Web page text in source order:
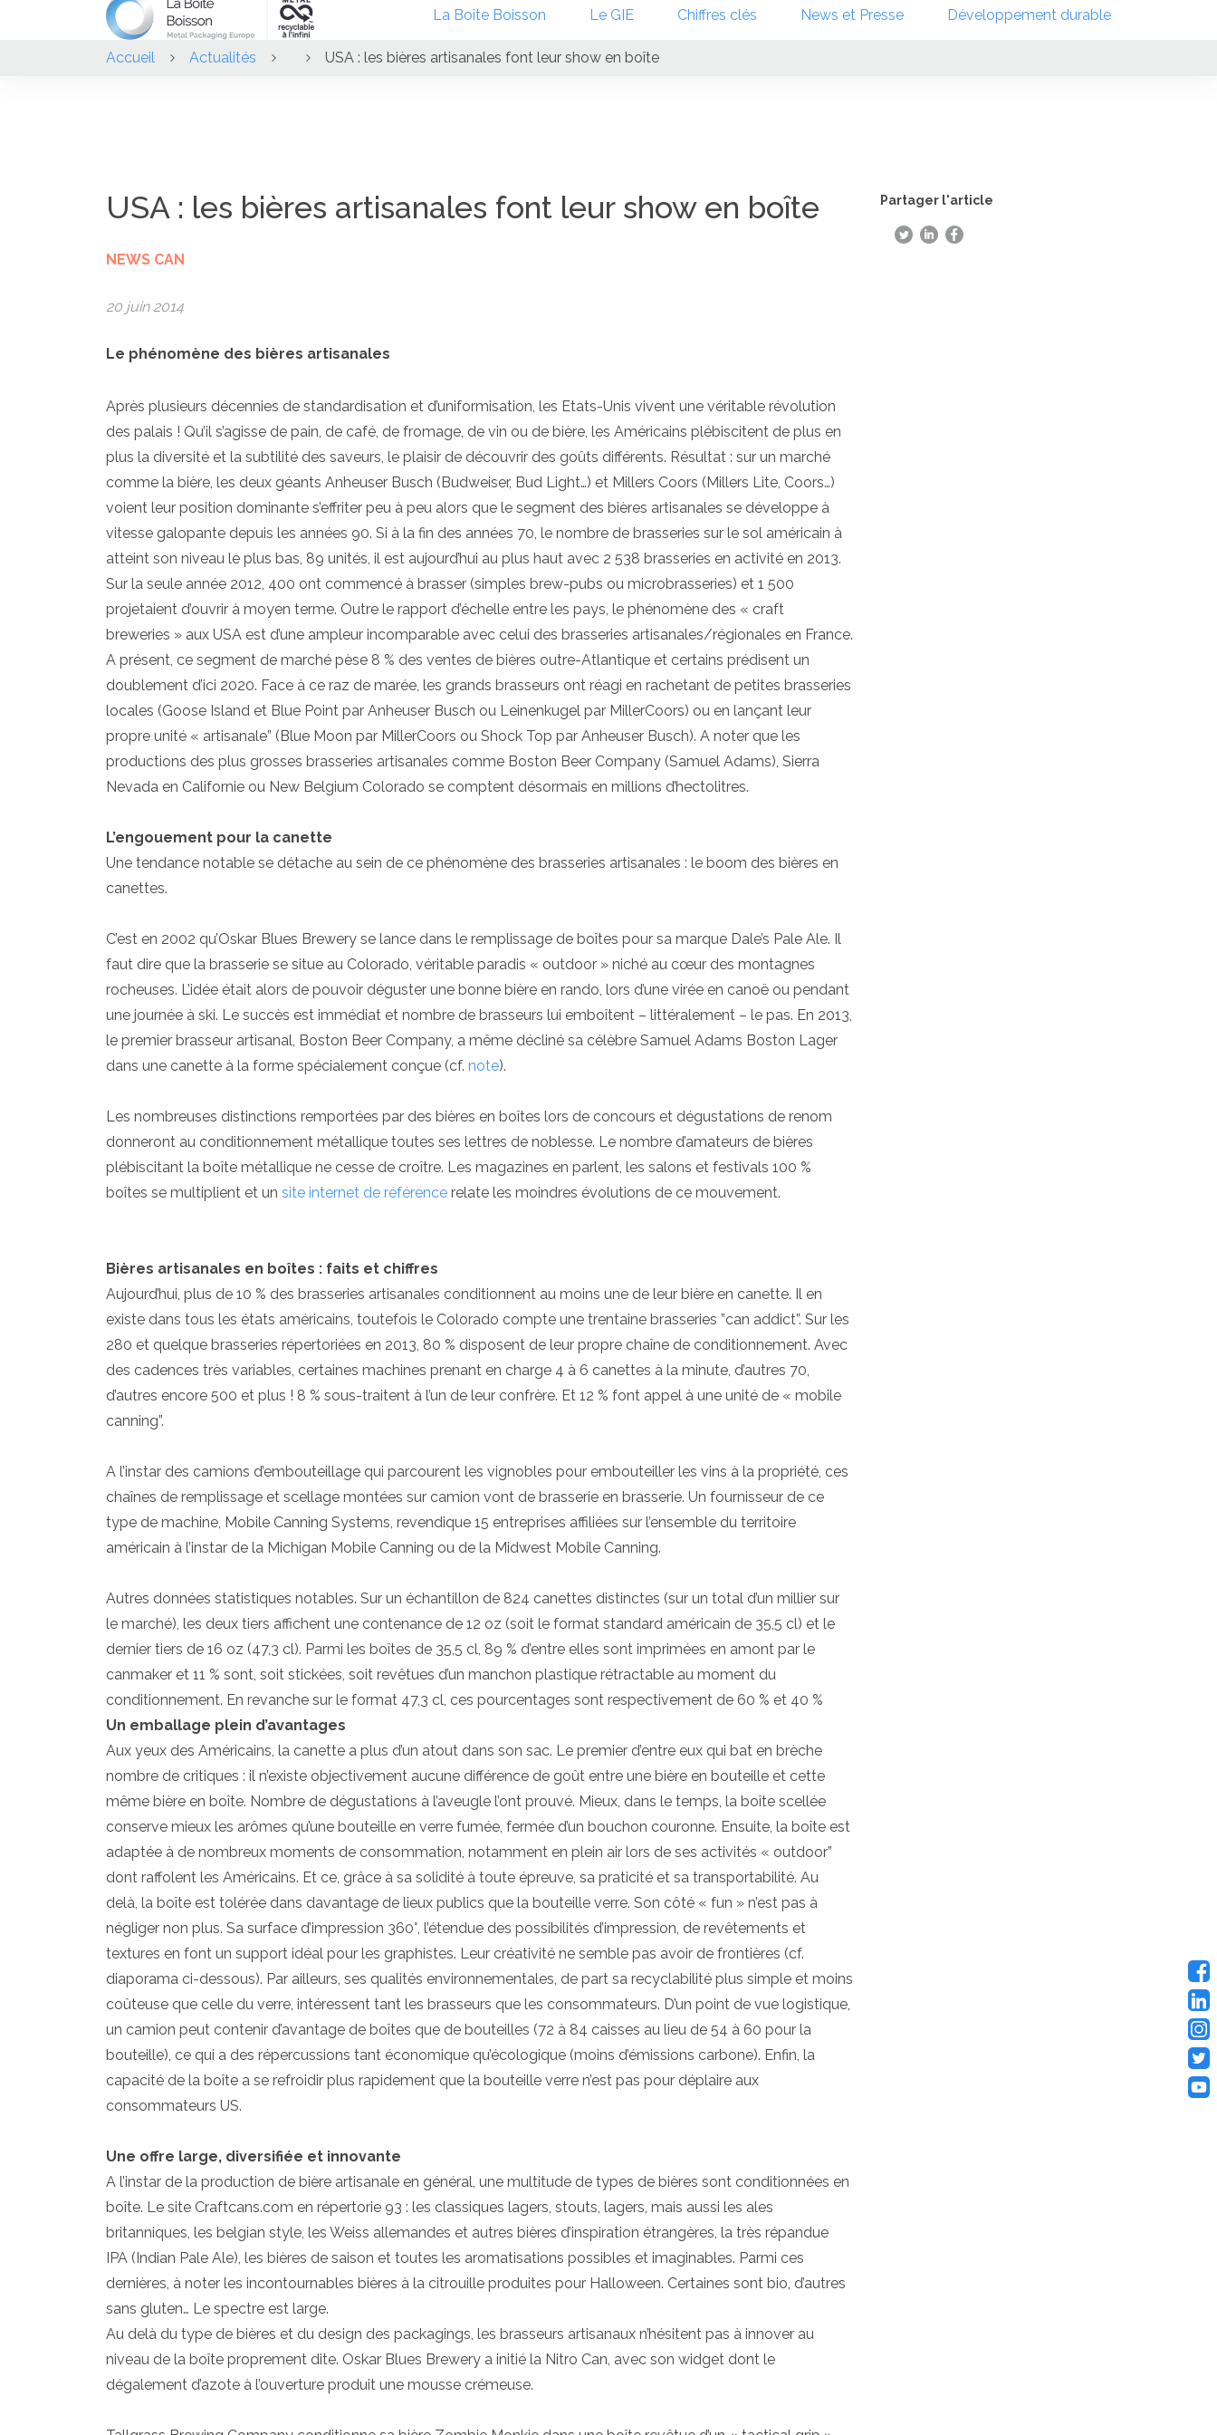
La Boîte Boisson Le GIE Chiffres clés News et Presse Développement durable
Accueil Actualités USA : les bières artisanales font leur show en boîte
USA : les bières artisanales font leur show en boîte
NEWS CAN
20 juin 2014
Le phénomène des bières artisanales
Après plusieurs décennies de standardisation et d’uniformisation, les Etats-Unis vivent une véritable révolution
des palais ! Qu’il s’agisse de pain, de café, de fromage, de vin ou de bière, les Américains plébiscitent de plus en
plus la diversité et la subtilité des saveurs, le plaisir de découvrir des goûts différents. Résultat : sur un marché
comme la bière, les deux géants Anheuser Busch (Budweiser, Bud Light…) et Millers Coors (Millers Lite, Coors…)
voient leur position dominante s’effriter peu à peu alors que le segment des bières artisanales se développe à
vitesse galopante depuis les années 90. Si à la fin des années 70, le nombre de brasseries sur le sol américain à
atteint son niveau le plus bas, 89 unités, il est aujourd’hui au plus haut avec 2 538 brasseries en activité en 2013.
Sur la seule année 2012, 400 ont commencé à brasser (simples brew-pubs ou microbrasseries) et 1 500
projetaient d’ouvrir à moyen terme. Outre le rapport d’échelle entre les pays, le phénomène des « craft
breweries » aux USA est d’une ampleur incomparable avec celui des brasseries artisanales/régionales en France.
A présent, ce segment de marché pèse 8 % des ventes de bières outre-Atlantique et certains prédisent un
doublement d’ici 2020. Face à ce raz de marée, les grands brasseurs ont réagi en rachetant de petites brasseries
locales (Goose Island et Blue Point par Anheuser Busch ou Leinenkugel par MillerCoors) ou en lançant leur
propre unité « artisanale” (Blue Moon par MillerCoors ou Shock Top par Anheuser Busch). A noter que les
productions des plus grosses brasseries artisanales comme Boston Beer Company (Samuel Adams), Sierra
Nevada en Californie ou New Belgium Colorado se comptent désormais en millions d’hectolitres.
L’engouement pour la canette
Une tendance notable se détache au sein de ce phénomène des brasseries artisanales : le boom des bières en
canettes.
C’est en 2002 qu’Oskar Blues Brewery se lance dans le remplissage de boîtes pour sa marque Dale’s Pale Ale. Il
faut dire que la brasserie se situe au Colorado, véritable paradis « outdoor » niché au cœur des montagnes
rocheuses. L’idée était alors de pouvoir déguster une bonne bière en rando, lors d’une virée en canoë ou pendant
une journée à ski. Le succès est immédiat et nombre de brasseurs lui emboîtent – littéralement – le pas. En 2013,
le premier brasseur artisanal, Boston Beer Company, a même décliné sa célèbre Samuel Adams Boston Lager
dans une canette à la forme spécialement conçue (cf. note).
Les nombreuses distinctions remportées par des bières en boîtes lors de concours et dégustations de renom
donneront au conditionnement métallique toutes ses lettres de noblesse. Le nombre d’amateurs de bières
plébiscitant la boîte métallique ne cesse de croître. Les magazines en parlent, les salons et festivals 100 %
boîtes se multiplient et un site internet de référence relate les moindres évolutions de ce mouvement.
Bières artisanales en boîtes : faits et chiffres
Aujourd’hui, plus de 10 % des brasseries artisanales conditionnent au moins une de leur bière en canette. Il en
existe dans tous les états américains, toutefois le Colorado compte une trentaine brasseries ”can addict”. Sur les
280 et quelque brasseries répertoriées en 2013, 80 % disposent de leur propre chaîne de conditionnement. Avec
des cadences très variables, certaines machines prenant en charge 4 à 6 canettes à la minute, d’autres 70,
d’autres encore 500 et plus ! 8 % sous-traitent à l’un de leur confrère. Et 12 % font appel à une unité de « mobile
canning”.
A l’instar des camions d’embouteillage qui parcourent les vignobles pour embouteiller les vins à la propriété, ces
chaînes de remplissage et scellage montées sur camion vont de brasserie en brasserie. Un fournisseur de ce
type de machine, Mobile Canning Systems, revendique 15 entreprises affiliées sur l’ensemble du territoire
américain à l’instar de la Michigan Mobile Canning ou de la Midwest Mobile Canning.
Autres données statistiques notables. Sur un échantillon de 824 canettes distinctes (sur un total d’un millier sur
le marché), les deux tiers affichent une contenance de 12 oz (soit le format standard américain de 35,5 cl) et le
dernier tiers de 16 oz (47,3 cl). Parmi les boîtes de 35,5 cl, 89 % d’entre elles sont imprimées en amont par le
canmaker et 11 % sont, soit stickées, soit revêtues d’un manchon plastique rétractable au moment du
conditionnement. En revanche sur le format 47,3 cl, ces pourcentages sont respectivement de 60 % et 40 %
Un emballage plein d’avantages
Aux yeux des Américains, la canette a plus d’un atout dans son sac. Le premier d’entre eux qui bat en brèche
nombre de critiques : il n’existe objectivement aucune différence de goût entre une bière en bouteille et cette
même bière en boîte. Nombre de dégustations à l’aveugle l’ont prouvé. Mieux, dans le temps, la boîte scellée
conserve mieux les arômes qu’une bouteille en verre fumée, fermée d’un bouchon couronne. Ensuite, la boîte est
adaptée à de nombreux moments de consommation, notamment en plein air lors de ses activités « outdoor”
dont raffolent les Américains. Et ce, grâce à sa solidité à toute épreuve, sa praticité et sa transportabilité. Au
delà, la boîte est tolérée dans davantage de lieux publics que la bouteille verre. Son côté « fun » n’est pas à
négliger non plus. Sa surface d’impression 360°, l’étendue des possibilités d’impression, de revêtements et
textures en font un support idéal pour les graphistes. Leur créativité ne semble pas avoir de frontières (cf.
diaporama ci-dessous). Par ailleurs, ses qualités environnementales, de part sa recyclabilité plus simple et moins
coûteuse que celle du verre, intéressent tant les brasseurs que les consommateurs. D’un point de vue logistique,
un camion peut contenir d’avantage de boîtes que de bouteilles (72 à 84 caisses au lieu de 54 à 60 pour la
bouteille), ce qui a des répercussions tant économique qu’écologique (moins d’émissions carbone). Enfin, la
capacité de la boîte a se refroidir plus rapidement que la bouteille verre n’est pas pour déplaire aux
consommateurs US.
Une offre large, diversifiée et innovante
A l’instar de la production de bière artisanale en général, une multitude de types de bières sont conditionnées en
boîte. Le site Craftcans.com en répertorie 93 : les classiques lagers, stouts, lagers, mais aussi les ales
britanniques, les belgian style, les Weiss allemandes et autres bières d’inspiration étrangères, la très répandue
IPA (Indian Pale Ale), les bières de saison et toutes les aromatisations possibles et imaginables. Parmi ces
dernières, à noter les incontournables bières à la citrouille produites pour Halloween. Certaines sont bio, d’autres
sans gluten… Le spectre est large.
Au delà du type de bières et du design des packagings, les brasseurs artisanaux n’hésitent pas à innover au
niveau de la boîte proprement dite. Oskar Blues Brewery a initié la Nitro Can, avec son widget dont le
dégalement d’azote à l’ouverture produit une mousse crémeuse.
Partager l'article